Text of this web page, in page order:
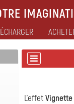
L'effetVignette